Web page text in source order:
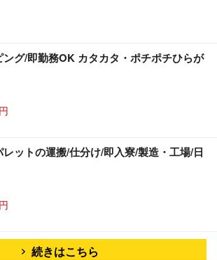
グ/即勤務OK カタカタ・ポチポチひらが
レットの運搬/仕分け/即入寮/製造・工場/日
続きはこちら